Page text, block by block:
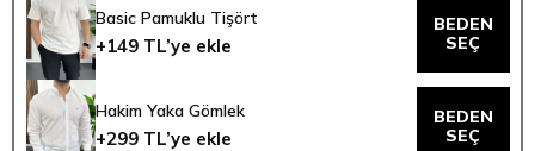
Basic Pamuklu Tişört
+149 TL’ye ekle
BEDEN
SEÇ
Hakim Yaka Gömlek
+299 TL’ye ekle
BEDEN
SEÇ